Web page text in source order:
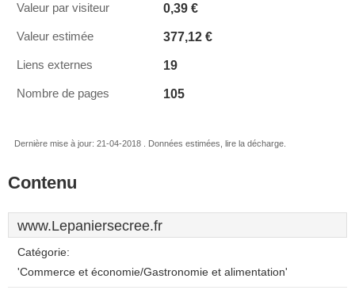
Valeur par visiteur 0,39 €
Valeur estimée 377,12 €
Liens externes 19
Nombre de pages 105
Dernière mise à jour: 21-04-2018 . Données estimées, lire la décharge.
Contenu
www.Lepaniersecree.fr
Catégorie:
'Commerce et économie/Gastronomie et alimentation'